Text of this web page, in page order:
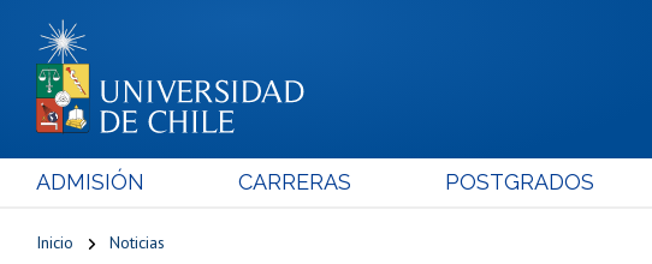
ADMISIÓN CARRERAS POSTGRADOS
Inicio Noticias